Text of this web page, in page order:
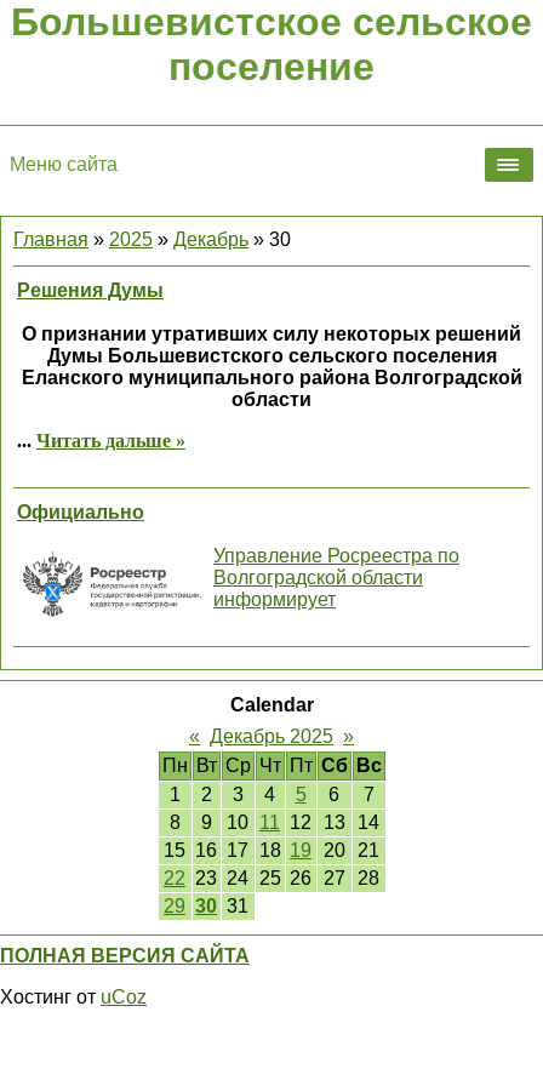
Большевистское сельское
поселение
Меню сайта
Главная » 2025 » Декабрь » 30
Решения Думы
О признании утративших силу некоторых решений
Думы Большевистского сельского поселения
Еланского муниципального района Волгоградской
области
... Читать дальше »
Официально
Управление Росреестра по
Волгоградской области
информирует
Calendar
« Декабрь 2025 »
Пн Вт Ср Чт Пт Сб
Вс
1
2 3 4 5 6
7
8
9 10 11 12 13
14
15 16 17 18 19 20
21
22 23 24 25 26 27
28
29 30 31
ПОЛНАЯ ВЕРСИЯ САЙТА
Хостинг от uCoz